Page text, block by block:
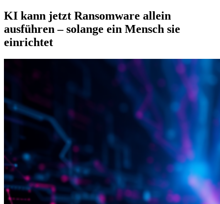
KI kann jetzt Ransomware allein
ausführen – solange ein Mensch sie
einrichtet